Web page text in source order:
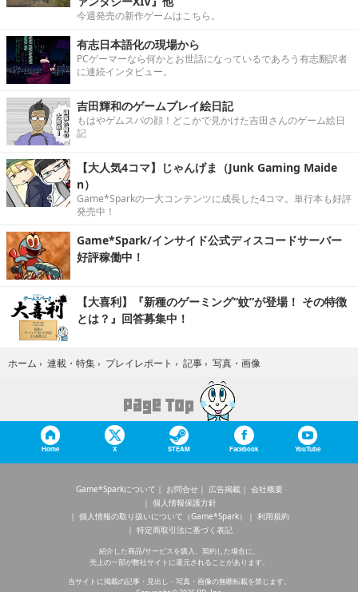
今週発売の新作ゲームはこちら。
有志日本語化の現場から
PCゲーマーなら何かとお世話になっているであろう有志翻訳者
に連続インタビュー。
吉田輝和のゲームプレイ絵日記
もはやゲムスパの顔！どこかで見かけた吉田さんのゲーム絵日
記
【大人気4コマ】じゃんげま（Junk Gaming Maide
n）
Game*Sparkの一大コンテンツに成長した4コマ。単行本も好評
発売中！
Game*Spark/インサイド公式ディスコードサーバー
好評稼働中！
【大喜利】『新種のゲーミング“蚊”が登場！ その特徴
とは？』回答募集中！
ホーム › 連載・特集 › プレイレポート › 記事 › 写真・画像
Home X STEAM Facebook YouTube
Game*Sparkについて お問合せ 広告掲載
会社概要
個人情報保護方針
個人情報の取り扱いについて（Game*Spark）
利用規約
特定商取引法に基づく表記
紹介した商品/サービスを購入、契約した場合に、
売上の一部が弊社サイトに還元されることがあります。
当サイトに掲載の記事・見出し・写真・画像の無断転載を禁じます。